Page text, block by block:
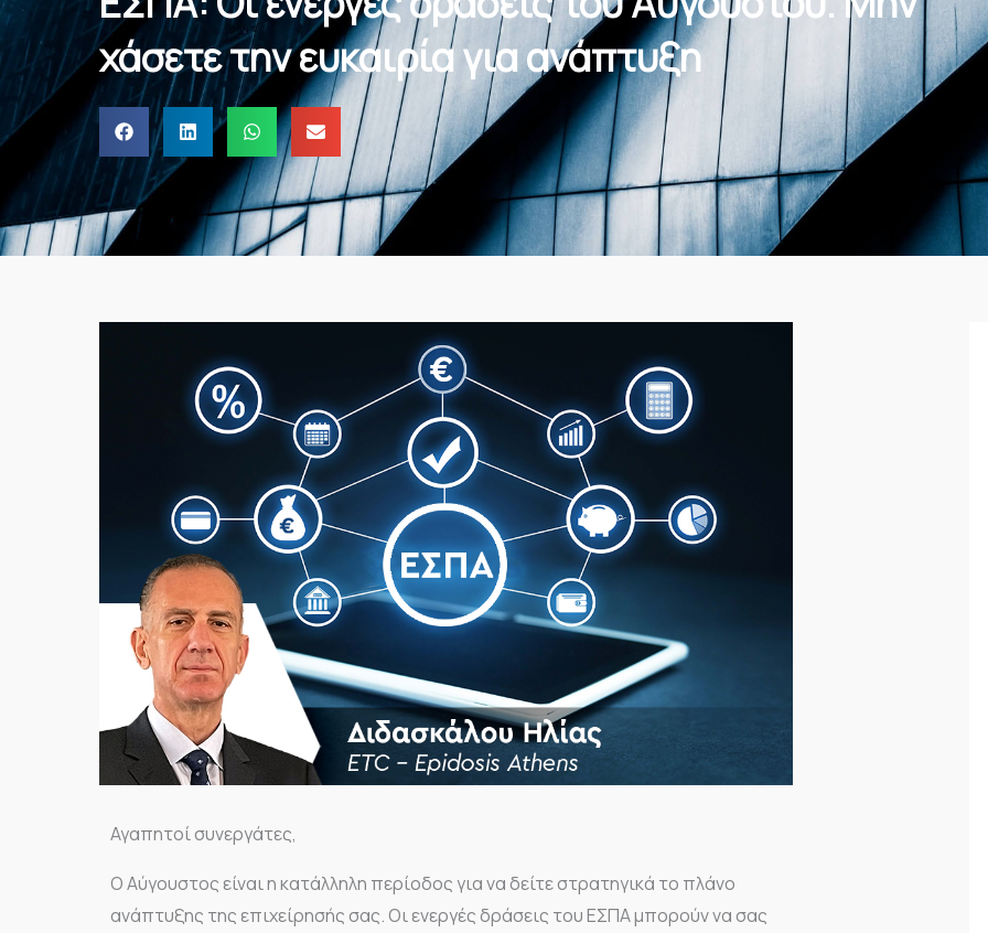
χάσετε την ευκαιρία για ανάπτυξη
Αγαπητοί συνεργάτες,
Ο Αύγουστος είναι η κατάλληλη περίοδος για να δείτε στρατηγικά το πλάνο
ανάπτυξης της επιχείρησής σας. Οι ενεργές δράσεις του ΕΣΠΑ μπορούν να σας